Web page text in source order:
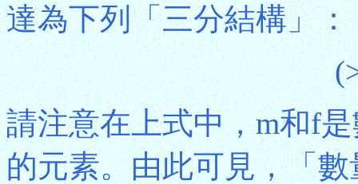
達為下列「三分結構」：
請注意在上式中，m和f
的元素。由此可見，「